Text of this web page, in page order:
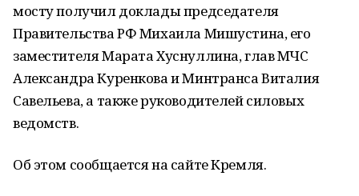
мосту получил доклады председателя
Правительства РФ Михаила Мишустина, его
заместителя Марата Хуснуллина, глав МЧС
Александра Куренкова и Минтранса Виталия
Савельева, а также руководителей силовых
ведомств.
Об этом сообщается на сайте Кремля.